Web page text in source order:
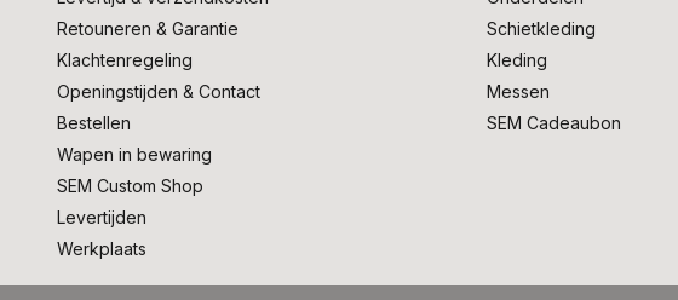
Retouneren & Garantie
Klachtenregeling
Openingstijden & Contact
Bestellen
Wapen in bewaring
SEM Custom Shop
Levertijden
Werkplaats
Schietkleding
Kleding
Messen
SEM Cadeaubon